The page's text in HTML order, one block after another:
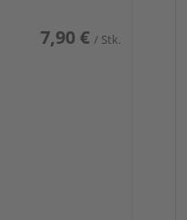
7,90 € / Stk.